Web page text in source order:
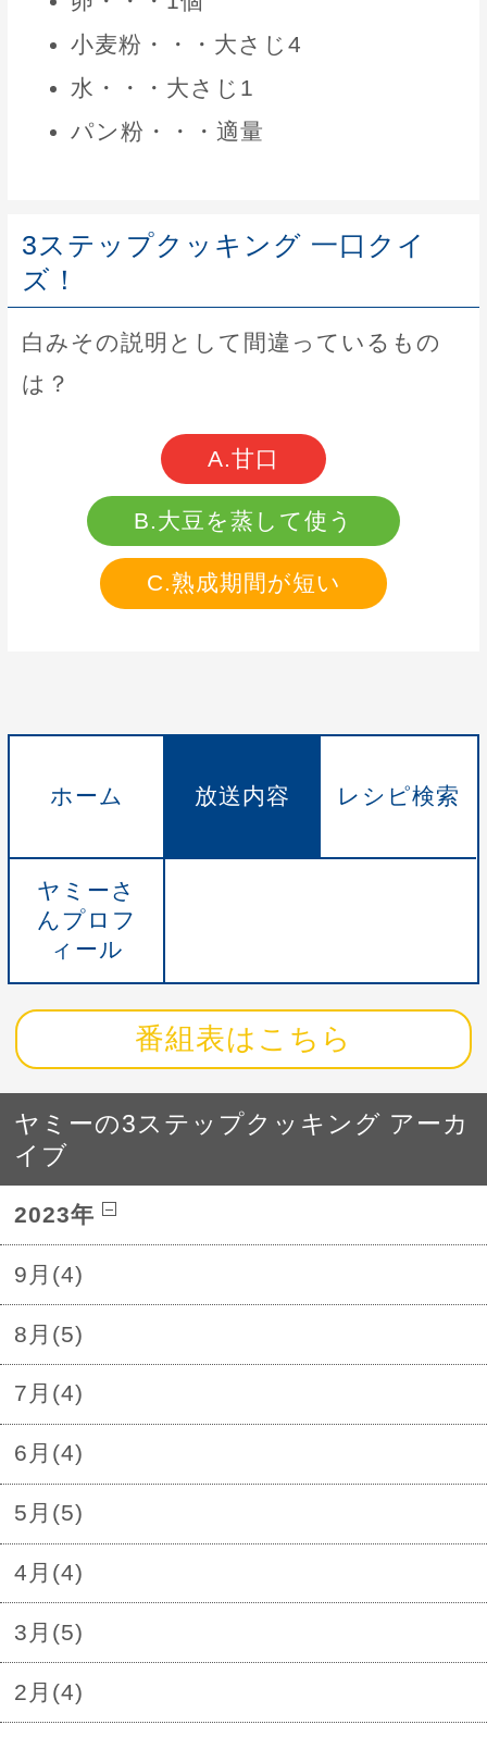
小麦粉・・・大さじ4
水・・・大さじ1
パン粉・・・適量
3ステップクッキング 一口クイ
ズ！
白みその説明として間違っているもの
は？
A.甘口
B.大豆を蒸して使う
C.熟成期間が短い
ホーム 放送内容 レシピ検索
ヤミーさ
んプロフ
ィール
番組表はこちら
ヤミーの3ステップクッキング アーカ
イブ
2023年
9月(4)
8月(5)
7月(4)
6月(4)
5月(5)
4月(4)
3月(5)
2月(4)